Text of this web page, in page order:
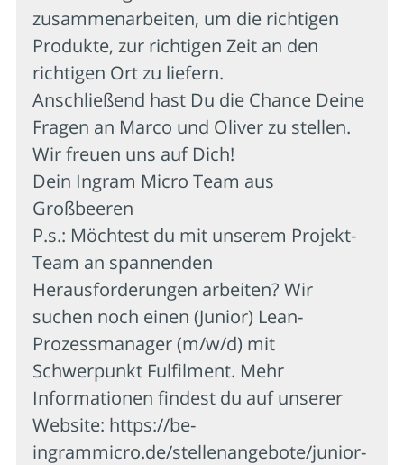
zusammenarbeiten, um die richtigen
Produkte, zur richtigen Zeit an den
richtigen Ort zu liefern.
Anschließend hast Du die Chance Deine
Fragen an Marco und Oliver zu stellen.
Wir freuen uns auf Dich!
Dein Ingram Micro Team aus
Großbeeren
P.s.: Möchtest du mit unserem Projekt-
Team an spannenden
Herausforderungen arbeiten? Wir
suchen noch einen (Junior) Lean-
Prozessmanager (m/w/d) mit
Schwerpunkt Fulfilment. Mehr
Informationen findest du auf unserer
Website: https://be-
ingrammicro.de/stellenangebote/junior-